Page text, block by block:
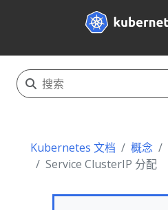
Kubernetes 文档 概念
Service ClusterIP 分配